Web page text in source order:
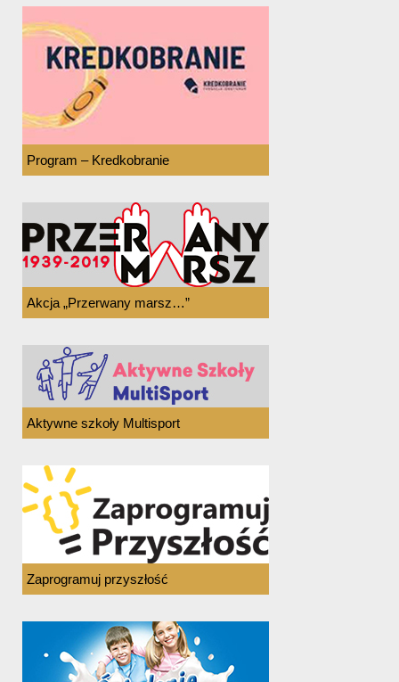
Program – Kredkobranie
Akcja „Przerwany marsz…”
Aktywne szkoły Multisport
Zaprogramuj przyszłość